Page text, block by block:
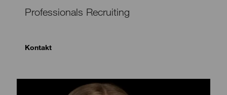
Professionals Recruiting
Kontakt